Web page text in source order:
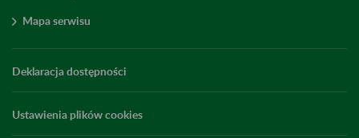
Mapa serwisu
Deklaracja dostępności
Ustawienia plików cookies